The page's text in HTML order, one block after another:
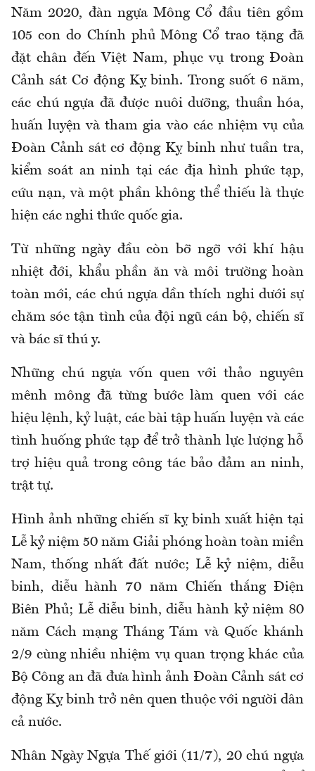
Năm 2020, đàn ngựa Mông Cổ đầu tiên gồm
105 con do Chính phủ Mông Cổ trao tặng đã
đặt chân đến Việt Nam, phục vụ trong Đoàn
Cảnh sát Cơ động Kỵ binh. Trong suốt 6 năm,
các chú ngựa đã được nuôi dưỡng, thuần hóa,
huấn luyện và tham gia vào các nhiệm vụ của
Đoàn Cảnh sát cơ động Kỵ binh như tuần tra,
kiểm soát an ninh tại các địa hình phức tạp,
cứu nạn, và một phần không thể thiếu là thực
hiện các nghi thức quốc gia.
Từ những ngày đầu còn bỡ ngỡ với khí hậu
nhiệt đới, khẩu phần ăn và môi trường hoàn
toàn mới, các chú ngựa dần thích nghi dưới sự
chăm sóc tận tình của đội ngũ cán bộ, chiến sĩ
và bác sĩ thú y.
Những chú ngựa vốn quen với thảo nguyên
mênh mông đã từng bước làm quen với các
hiệu lệnh, kỷ luật, các bài tập huấn luyện và các
tình huống phức tạp để trở thành lực lượng hỗ
trợ hiệu quả trong công tác bảo đảm an ninh,
trật tự.
Hình ảnh những chiến sĩ kỵ binh xuất hiện tại
Lễ kỷ niệm 50 năm Giải phóng hoàn toàn miền
Nam, thống nhất đất nước; Lễ kỷ niệm, diễu
binh, diễu hành 70 năm Chiến thắng Điện
Biên Phủ; Lễ diễu binh, diễu hành kỷ niệm 80
năm Cách mạng Tháng Tám và Quốc khánh
2/9 cùng nhiều nhiệm vụ quan trọng khác của
Bộ Công an đã đưa hình ảnh Đoàn Cảnh sát cơ
động Kỵ binh trở nên quen thuộc với người dân
cả nước.
Nhân Ngày Ngựa Thế giới (11/7), 20 chú ngựa